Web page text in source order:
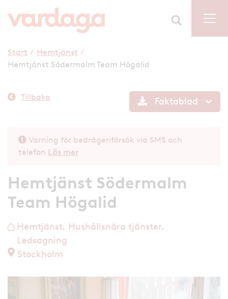
Start / Hemtjänst /
Hemtjänst Södermalm Team Högalid
Tillbaka Faktablad
Varning för bedrägeriförsök via SMS och
telefon Läs mer
Hemtjänst Södermalm
Team Högalid
h Hemtjänst, Hushållsnära tjänster,
Ledsagning
Stockholm